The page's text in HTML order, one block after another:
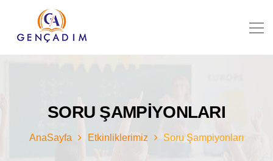
SORU ŞAMPIYONLARI
AnaSayfa Etkinliklerimiz Soru Şampiyonları